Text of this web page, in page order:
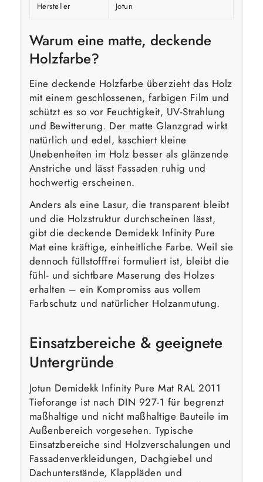
Hersteller Jotun
Warum eine matte, deckende
Holzfarbe?
Eine deckende Holzfarbe überzieht das Holz
mit einem geschlossenen, farbigen Film und
schützt es so vor Feuchtigkeit, UV-Strahlung
und Bewitterung. Der matte Glanzgrad wirkt
natürlich und edel, kaschiert kleine
Unebenheiten im Holz besser als glänzende
Anstriche und lässt Fassaden ruhig und
hochwertig erscheinen.
Anders als eine Lasur, die transparent bleibt
und die Holzstruktur durchscheinen lässt,
gibt die deckende Demidekk Infinity Pure
Mat eine kräftige, einheitliche Farbe. Weil sie
dennoch füllstofffrei formuliert ist, bleibt die
fühl- und sichtbare Maserung des Holzes
erhalten – ein Kompromiss aus vollem
Farbschutz und natürlicher Holzanmutung.
Einsatzbereiche & geeignete
Untergründe
Jotun Demidekk Infinity Pure Mat RAL 2011
Tieforange ist nach DIN 927-1 für begrenzt
maßhaltige und nicht maßhaltige Bauteile im
Außenbereich vorgesehen. Typische
Einsatzbereiche sind Holzverschalungen und
Fassadenverkleidungen, Dachgiebel und
Dachunterstände, Klappläden und